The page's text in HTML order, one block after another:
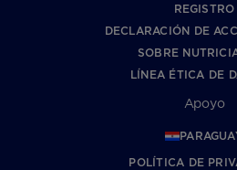
REGISTRO
DECLARACIÓN DE
SOBRE
LÍNEA ÉTICA DE
Apoyo
POLÍTICA DE